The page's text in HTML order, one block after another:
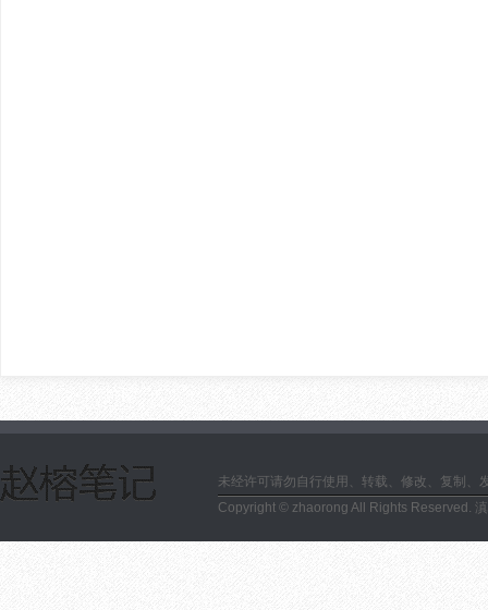
未经许可请勿自行使用、转载、修改、复制
Copyright © zhaorong All Rights Reserved.